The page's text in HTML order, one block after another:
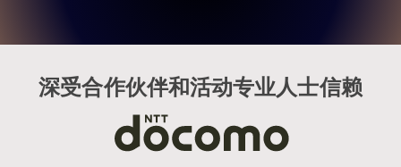
深受合作伙伴和活动专业人士信赖